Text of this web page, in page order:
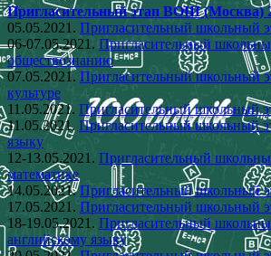
Пригласительный этап ВОШ (Москва)
05.05.2021. Пригласительный школьный
06-07.05.2021. Пригласительный
обществознанию
07.05.2021. Пригласительный школьный
культуре
11.05.2021. Пригласительный школьный
11.05.2021.Пригласительный школьный
языку
12-13.05.2021. Пригласительный
математике
14.05.2021.Пригласительный школьный
17.05.2021. Пригласительный школьный
18-19.05.2021. Пригласительный
английскому языку